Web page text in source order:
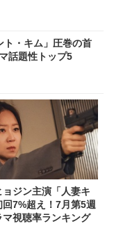
ト・キム」圧巻の首
話題性トップ5
ョジン主演「人妻キ
回7%超え！7月第5週
マ視聴率ランキング